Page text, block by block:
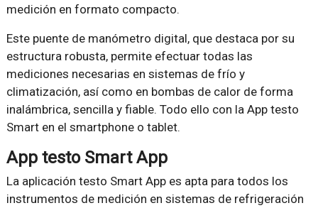
medición en formato compacto.
Este puente de manómetro digital, que destaca por su
estructura robusta, permite efectuar todas las
mediciones necesarias en sistemas de frío y
climatización, así como en bombas de calor de forma
inalámbrica, sencilla y fiable. Todo ello con la App testo
Smart en el smartphone o tablet.
App testo Smart App
La aplicación testo Smart App es apta para todos los
instrumentos de medición en sistemas de refrigeración